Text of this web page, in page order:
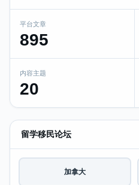
平台文章
895
内容主题
20
留学移民论坛
加拿大